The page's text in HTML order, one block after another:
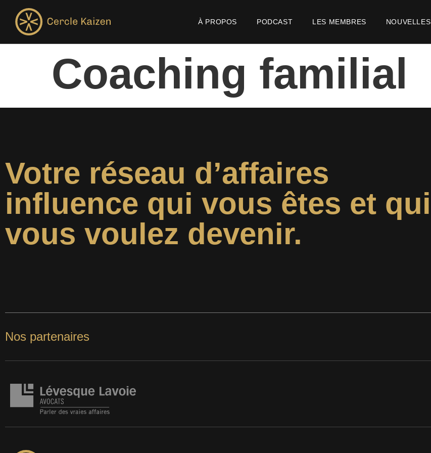
À PROPOS PODCAST LES MEMBRES NOUVELLES
Coaching familial
Votre réseau d’affaires
influence qui vous êtes et qui
vous voulez devenir.
Nos partenaires